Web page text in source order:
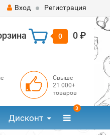
Вход Регистрация
0 0 ₽
Свыше
21 000+
товаров
Дисконт
3